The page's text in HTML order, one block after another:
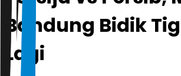
Bandung Bidik
Lagi